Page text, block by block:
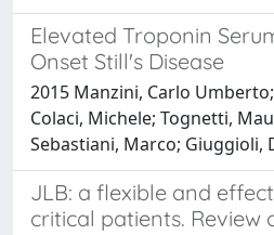
Elevated Troponin
Onset Still's Disease
2015 Manzini, Carlo
Colaci, Michele; Tognetti,
Sebastiani, Marco; Giuggioli,
JLB: a flexible and
critical patients. Review